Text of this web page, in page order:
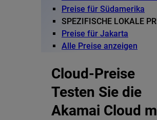
Preise für Südamerika
SPEZIFISCHE LOKALE
Preise für Jakarta
Alle Preise anzeigen
Cloud-Preise
Testen Sie die
Akamai Cloud